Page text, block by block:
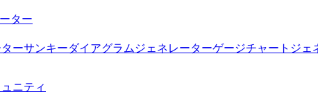
ター
ーサンキーダイアグラムジェネレーターゲージチャートジェ
ニティ